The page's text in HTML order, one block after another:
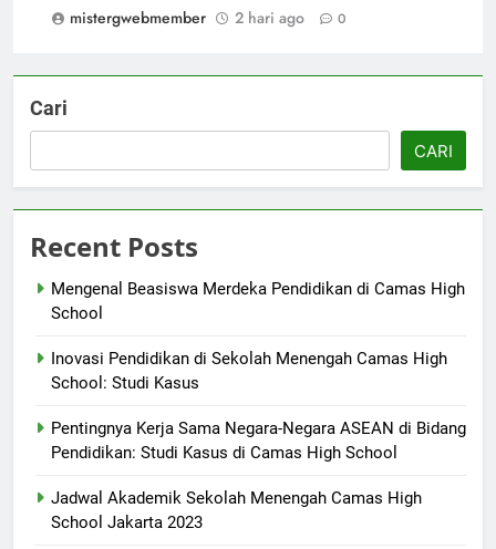
mistergwebmember 2 hari ago 0
Cari
CARI
Recent Posts
Mengenal Beasiswa Merdeka Pendidikan di Camas High
School
Inovasi Pendidikan di Sekolah Menengah Camas High
School: Studi Kasus
Pentingnya Kerja Sama Negara-Negara ASEAN di Bidang
Pendidikan: Studi Kasus di Camas High School
Jadwal Akademik Sekolah Menengah Camas High
School Jakarta 2023